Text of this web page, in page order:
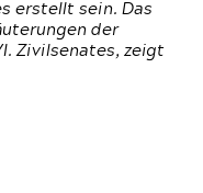
erstellt sein. Das
der
Zivilsenates, zeigt